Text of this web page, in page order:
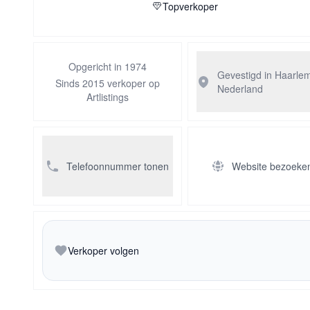
Topverkoper
Opgericht in 1974
Sinds 2015 verkoper op
Artlistings
Gevestigd in
Nederland
Telefoonnummer tonen Website
Verkoper volgen